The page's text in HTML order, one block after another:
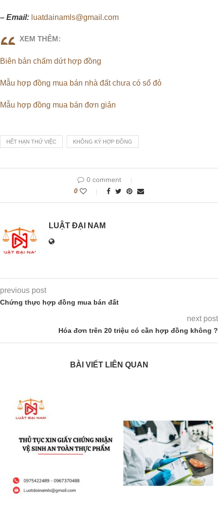
– Email: luatdainamls@gmail.com
XEM THÊM:
Biên bản chấm dứt hợp đồng
Mẫu hợp đồng mua bán nhà đất chưa có sổ đỏ
Mẫu hợp đồng mua bán đơn giản
HẾT HẠN THỬ VIỆC KHÔNG KÝ HỢP ĐỒNG
0 comment
0
LUẬT ĐẠI NAM
previous post
Chứng thực hợp đồng mua bán đất
next post
Hóa đơn trên 20 triệu có cần hợp đồng không ?
BÀI VIẾT LIÊN QUAN